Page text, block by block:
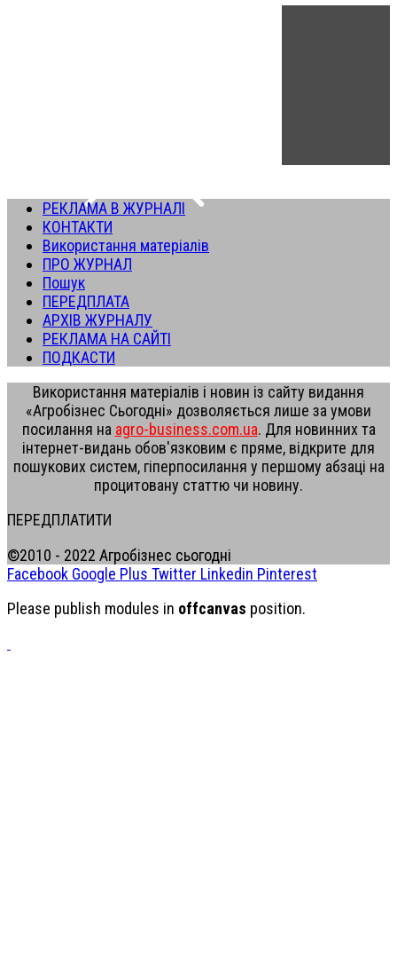
РЕКЛАМА В ЖУРНАЛІ
КОНТАКТИ
Використання матеріалів
ПРО ЖУРНАЛ
Пошук
ПЕРЕДПЛАТА
АРХІВ ЖУРНАЛУ
РЕКЛАМА НА САЙТІ
ПОДКАСТИ
Використання матеріалів і новин із сайту видання
«Агробізнес Сьогодні» дозволяється лише за умови
посилання на agro-business.com.ua. Для новинних та
інтернет-видань обов'язковим є пряме, відкрите для
пошукових систем, гіперпосилання у першому абзаці на
процитовану статтю чи новину.
ПЕРЕДПЛАТИТИ
©2010 - 2022 Агробізнес сьогодні
Facebook Google Plus Twitter Linkedin Pinterest
Please publish modules in offcanvas position.